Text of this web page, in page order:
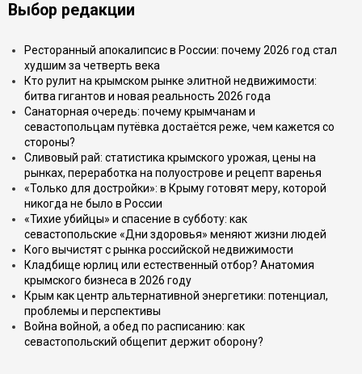
Выбор редакции
Ресторанный апокалипсис в России: почему 2026 год стал
худшим за четверть века
Кто рулит на крымском рынке элитной недвижимости:
битва гигантов и новая реальность 2026 года
Санаторная очередь: почему крымчанам и
севастопольцам путёвка достаётся реже, чем кажется со
стороны?
Сливовый рай: статистика крымского урожая, цены на
рынках, переработка на полуострове и рецепт варенья
«Только для достройки»: в Крыму готовят меру, которой
никогда не было в России
«Тихие убийцы» и спасение в субботу: как
севастопольские «Дни здоровья» меняют жизни людей
Кого вычистят с рынка российской недвижимости
Кладбище юрлиц или естественный отбор? Анатомия
крымского бизнеса в 2026 году
Крым как центр альтернативной энергетики: потенциал,
проблемы и перспективы
Война войной, а обед по расписанию: как
севастопольский общепит держит оборону?